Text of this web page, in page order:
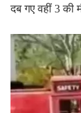
दब गए वहीं 3 की